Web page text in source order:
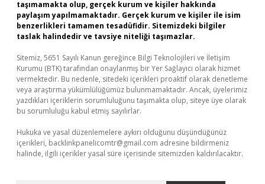
taşımamakta olup, gerçek kurum ve kişiler hakkında
paylaşım yapılmamaktadır. Gerçek kurum ve kişiler ile isim
benzerlikleri tamamen tesadüfidir. Sitemizdeki bilgiler
taslak halindedir ve tavsiye niteliği taşımazlar.
Sitemiz, 5651 Sayılı Kanun gereğince Bilgi Teknolojileri ve İletişim
Kurumu (BTK) tarafından onaylanmış bir Yer Sağlayıcı olarak hizmet
vermektedir. Bu nedenle, sitedeki içerikleri proaktif olarak denetleme
veya araştırma yükümlülüğümüz bulunmamaktadır. Ancak, üyelerimiz
yazdıkları içeriklerin sorumluluğunu taşımakta olup, siteye üye olarak
bu sorumluluğu kabul etmiş sayılırlar.
Hukuka ve yasal düzenlemelere aykırı olduğunu düşündüğünüz
içerikleri, backlinkpanelicomtr@gmail.com adresine bildirmeniz
halinde, ilgili içerikler yasal süre içerisinde sitemizden kaldırılacaktır.